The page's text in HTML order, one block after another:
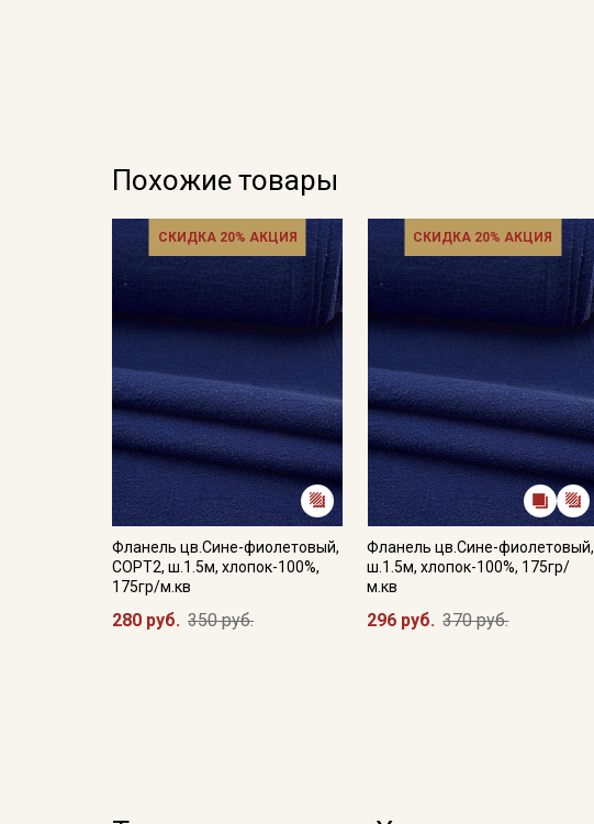
Похожие товары
СКИДКА 20% АКЦИЯ
Фланель цв.Сине-фиолетовый,
СОРТ2, ш.1.5м, хлопок-100%,
175гр/м.кв
280 руб. 350 руб.
СКИДКА 20% АКЦИЯ
Фланель цв.Сине-фиолетовый,
ш.1.5м, хлопок-100%, 175гр/
м.кв
296 руб. 370 руб.